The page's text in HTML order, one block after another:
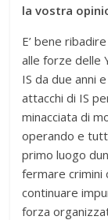
la vostra
E’ bene
alle forze delle
IS da due anni
attacchi di IS
minacciata di
operando e
primo luogo
fermare crimini
continuare
forza